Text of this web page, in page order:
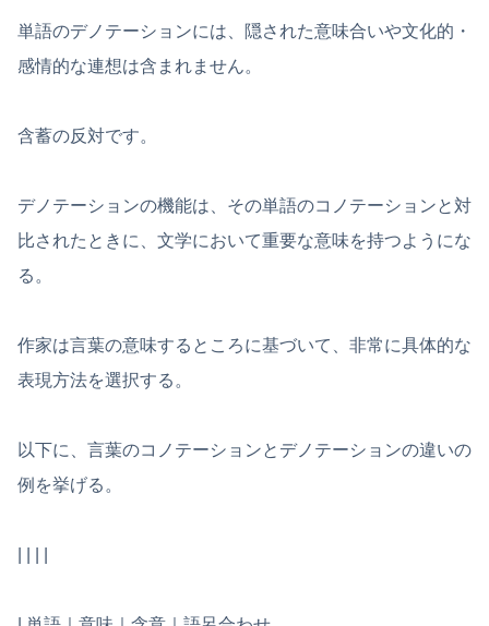
単語のデノテーションには、隠された意味合いや文化的・
感情的な連想は含まれません。
含蓄の反対です。
デノテーションの機能は、その単語のコノテーションと対
比されたときに、文学において重要な意味を持つようにな
る。
作家は言葉の意味するところに基づいて、非常に具体的な
表現方法を選択する。
以下に、言葉のコノテーションとデノテーションの違いの
例を挙げる。